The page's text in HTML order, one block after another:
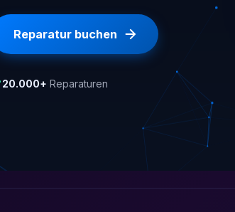
Reparatur buchen
20.000+ Reparaturen